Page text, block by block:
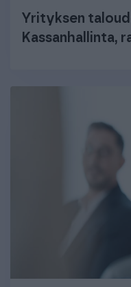
Yrityksen
Kassanhallinta,